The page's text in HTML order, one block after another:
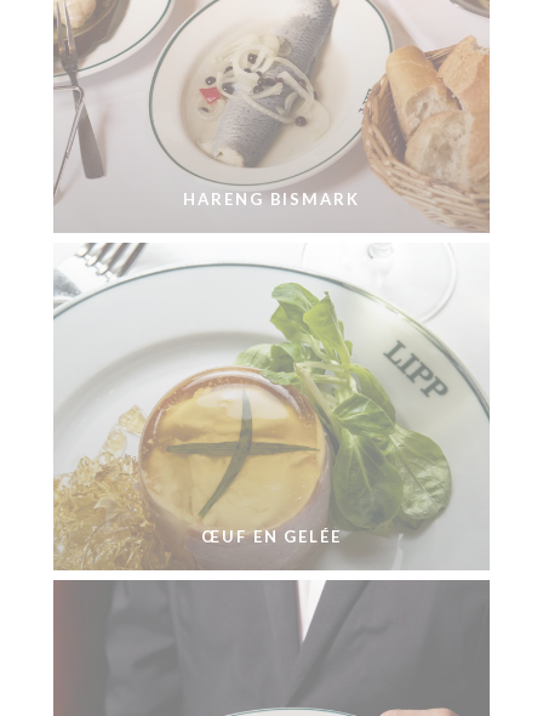
HARENG BISMARK
ŒUF EN GELÉE